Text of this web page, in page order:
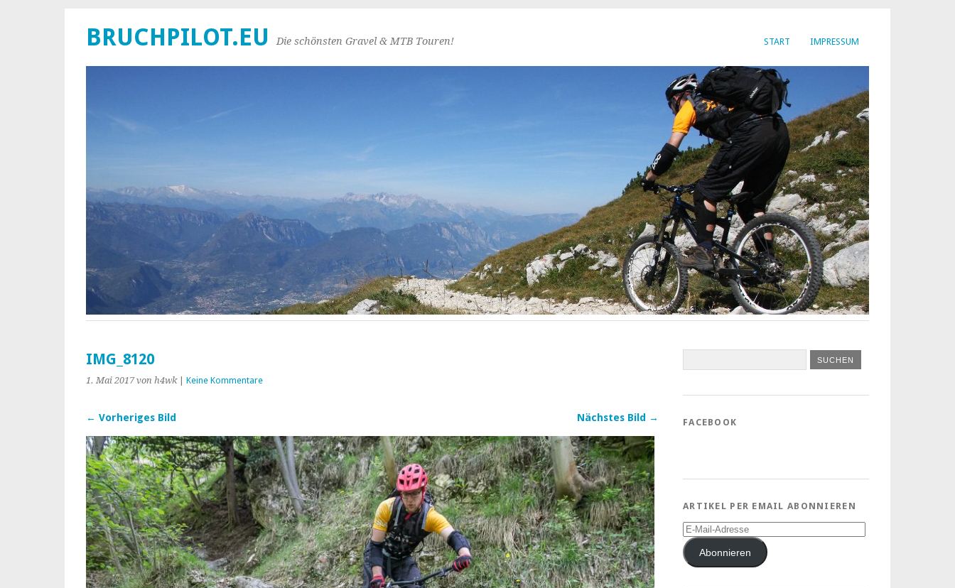
START IMPRESSUM
BRUCHPILOT.EU Die schönsten Gravel & MTB Touren!
IMG_8120
1. Mai 2017 von h4wk| Keine Kommentare
← Vorheriges Bild Nächstes Bild → FACEBOOK
ARTIKEL PER EMAIL ABONNIEREN
E-
Mail-
AdresseAbonnieren